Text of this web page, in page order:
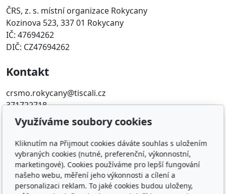
ČRS, z. s. místní organizace Rokycany
Kozinova 523, 337 01 Rokycany
IČ: 47694262
DIČ: CZ47694262
Kontakt
crsmo.rokycany@tiscali.cz
371722718
Oblíbené odkazy
Západočeský územní svaz
Časopis rybářství
Přihlášení RIS
Využíváme soubory cookies
Kliknutím na Přijmout cookies dáváte souhlas s uložením
vybraných cookies (nutné, preferenční, výkonnostní,
marketingové). Cookies používáme pro lepší fungování
našeho webu, měření jeho výkonnosti a cílení a
personalizaci reklam. To jaké cookies budou uloženy,